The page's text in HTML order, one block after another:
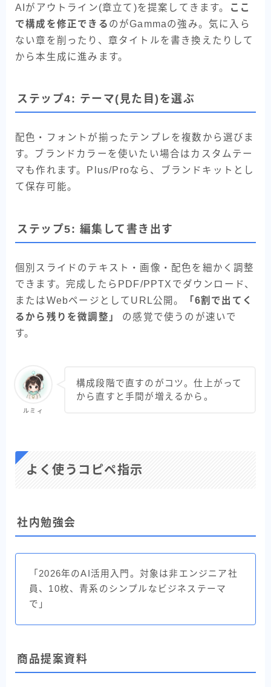
AIがアウトライン(章立て)を提案してきます。
ここ
で構成を修正できる のがGammaの強み。気に入ら
ない章を削ったり、章タイトルを書き換えたりして
から本生成に進みます。
ステップ4: テーマ(見た目)を選ぶ
配色・フォントが揃ったテンプレを複数から選びま
す。ブランドカラーを使いたい場合はカスタムテー
マも作れます。Plus/Proなら、ブランドキットとし
て保存可能。
ステップ5: 編集して書き出す
個別スライドのテキスト・画像・配色を細かく調整
できます。完成したらPDF/PPTXでダウンロード、
またはWebページとしてURL公開。
「6割で出てく
るから残りを微調整」
の感覚で使うのが速いで
す。
ルミィ
構成段階で直すのがコツ。仕上がって
から直すと手間が増えるから。
よく使うコピペ指示
社内勉強会
「2026年のAI活用入門。対象は非エンジニア社
員、10枚、青系のシンプルなビジネステーマ
で」
商品提案資料